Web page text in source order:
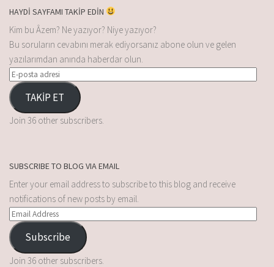
HAYDİ SAYFAMI TAKİP EDİN
Kim bu Âzem? Ne yazıyor? Niye yazıyor?
Bu soruların cevabını merak ediyorsanız abone olun ve gelen
yazılarımdan anında haberdar olun.
TAKİP ET
Join 36 other subscribers.
SUBSCRIBE TO BLOG VIA EMAIL
Enter your email address to subscribe to this blog and receive
notifications of new posts by email.
Subscribe
Join 36 other subscribers.